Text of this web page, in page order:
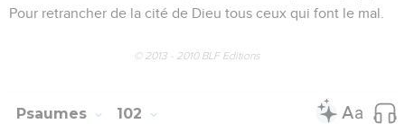
Pour retrancher de la cité de Dieu tous ceux qui font le mal.
© 2013 - 2010 BLF Editions
Psaumes 102